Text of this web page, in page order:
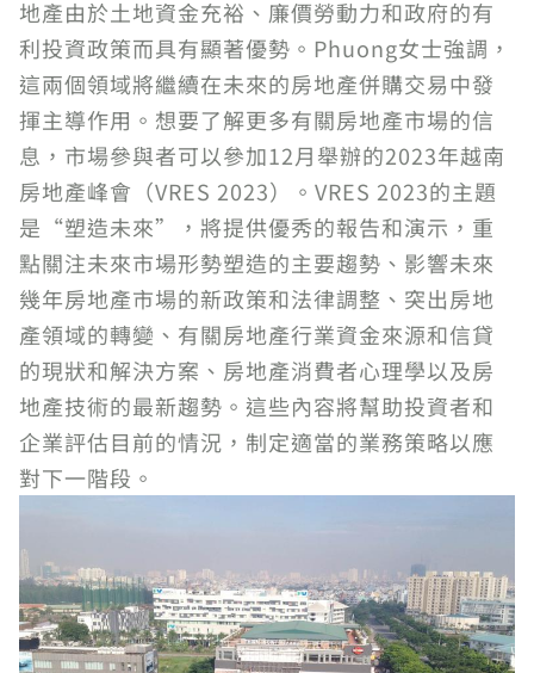
地產由於土地資金充裕、廉價勞動力和政府的有
利投資政策而具有顯著優勢。Phuong女士強調，
這兩個領域將繼續在未來的房地產併購交易中發
揮主導作用。想要了解更多有關房地產市場的信
息，市場參與者可以參加12月舉辦的2023年越南
房地產峰會（VRES 2023）。VRES 2023的主題
是“塑造未來”，將提供優秀的報告和演示，重
點關注未來市場形勢塑造的主要趨勢、影響未來
幾年房地產市場的新政策和法律調整、突出房地
產領域的轉變、有關房地產行業資金來源和信貸
的現狀和解決方案、房地產消費者心理學以及房
地產技術的最新趨勢。這些內容將幫助投資者和
企業評估目前的情況，制定適當的業務策略以應
對下一階段。